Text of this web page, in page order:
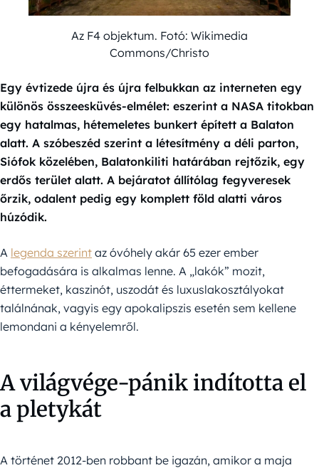
Az F4 objektum. Fotó: Wikimedia
Commons/Christo
Egy évtizede újra és újra felbukkan az interneten egy
különös összeesküvés-elmélet: eszerint a NASA titokban
egy hatalmas, hétemeletes bunkert épített a Balaton
alatt. A szóbeszéd szerint a létesítmény a déli parton,
Siófok közelében, Balatonkiliti határában rejtőzik, egy
erdős terület alatt. A bejáratot állítólag fegyveresek
őrzik, odalent pedig egy komplett föld alatti város
húzódik.
A legenda szerint az óvóhely akár 65 ezer ember
befogadására is alkalmas lenne. A „lakók” mozit,
éttermeket, kaszinót, uszodát és luxuslakosztályokat
találnának, vagyis egy apokalipszis esetén sem kellene
lemondani a kényelemről.
A világvége-pánik indította el
a pletykát
A történet 2012-ben robbant be igazán, amikor a maja